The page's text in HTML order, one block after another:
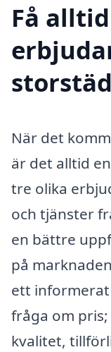
Få
När det
är det alltid
tre olika
och tjänster
en bättre
på
ett informerat
fråga om
kvalitet,